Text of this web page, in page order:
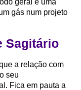
gás num projeto
Sagitário
a relação com
seu
Fica em pauta a